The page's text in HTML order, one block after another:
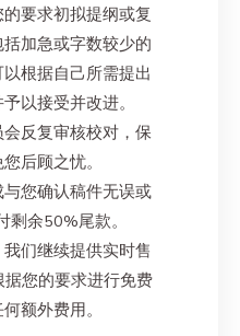
要求初拟提纲或复
加急或字数较少的
根据自己所需提出
以接受并改进。
反复审核校对，保
后顾之忧。
您确认稿件无误或
剩余50%尾款。
们继续提供实时售
您的要求进行免费
额外费用。